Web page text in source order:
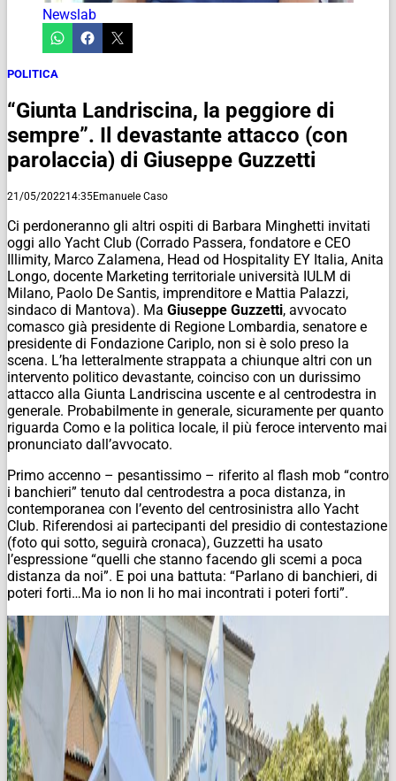
Newslab
POLITICA
“Giunta Landriscina, la peggiore di
sempre”. Il devastante attacco (con
parolaccia) di Giuseppe Guzzetti
21/05/202214:35Emanuele Caso
Ci perdoneranno gli altri ospiti di Barbara Minghetti invitati
oggi allo Yacht Club (Corrado Passera, fondatore e CEO
Illimity, Marco Zalamena, Head od Hospitality EY Italia, Anita
Longo, docente Marketing territoriale università IULM di
Milano, Paolo De Santis, imprenditore e Mattia Palazzi,
sindaco di Mantova). Ma Giuseppe Guzzetti, avvocato
comasco già presidente di Regione Lombardia, senatore e
presidente di Fondazione Cariplo, non si è solo preso la
scena. L’ha letteralmente strappata a chiunque altri con un
intervento politico devastante, coinciso con un durissimo
attacco alla Giunta Landriscina uscente e al centrodestra in
generale. Probabilmente in generale, sicuramente per quanto
riguarda Como e la politica locale, il più feroce intervento mai
pronunciato dall’avvocato.
Primo accenno – pesantissimo – riferito al flash mob “contro
i banchieri” tenuto dal centrodestra a poca distanza, in
contemporanea con l’evento del centrosinistra allo Yacht
Club. Riferendosi ai partecipanti del presidio di contestazione
(foto qui sotto, seguirà cronaca), Guzzetti ha usato
l’espressione “quelli che stanno facendo gli scemi a poca
distanza da noi”. E poi una battuta: “Parlano di banchieri, di
poteri forti…Ma io non li ho mai incontrati i poteri forti”.